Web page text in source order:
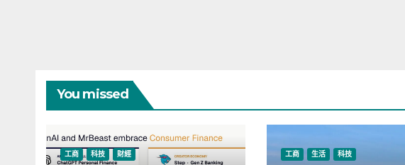
You missed
工商 科技 財經 工商 生活 科技